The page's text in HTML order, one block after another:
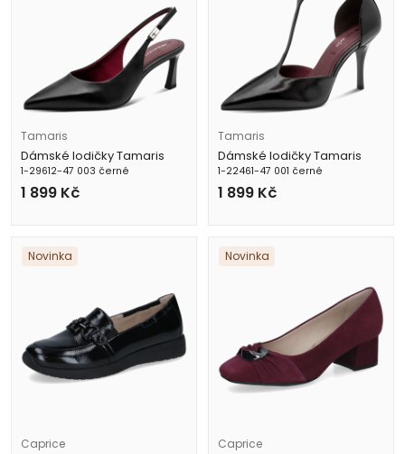
Tamaris
Dámské lodičky Tamaris
1-29612-47 003 černé
1 899 Kč
Tamaris
Dámské lodičky Tamaris
1-22461-47 001 černé
1 899 Kč
Novinka
Caprice
Novinka
Caprice